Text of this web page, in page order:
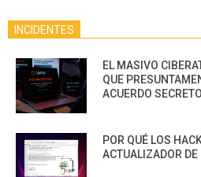
INCIDENTES
EL MASIVO
QUE
ACUERDO
POR QUÉ LOS
ACTUALIZADOR DE